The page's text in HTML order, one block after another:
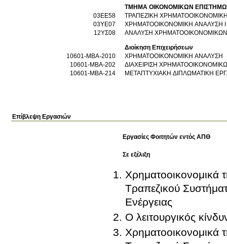
ΤΜΗΜΑ ΟΙΚΟΝΟΜΙΚΩΝ
03ΕΕ58
ΤΡΑΠΕΖΙΚΗ
03ΥΕ07
ΧΡΗΜΑΤΟΟΙΚΟΝΟΜΙΚΗ ΑΝΑΛΥΣΗ I
12ΥΣ08
ΑΝΑΛΥΣΗ
Διοίκηση Επιχειρήσεων
10601-MBA-2010
ΧΡΗΜΑΤΟΟΙΚΟΝΟΜΙΚΗ ΑΝΑΛΥΣΗ
10601-MBA-202
ΔΙΑΧΕΙΡΙΣΗ
10601-MBA-214
ΜΕΤΑΠΤΥΧΙΑΚΗ ΔΙΠΛΩΜΑΤΙΚΗ
Επίβλεψη Εργασιών
Εργασίες Φοιτητών εντός ΑΠΘ
Σε εξέλιξη
Χρηματοοικονομικά
Τραπεζικού
Ενέργειας
Ο λειτουργικός
Χρηματοοικονομικά